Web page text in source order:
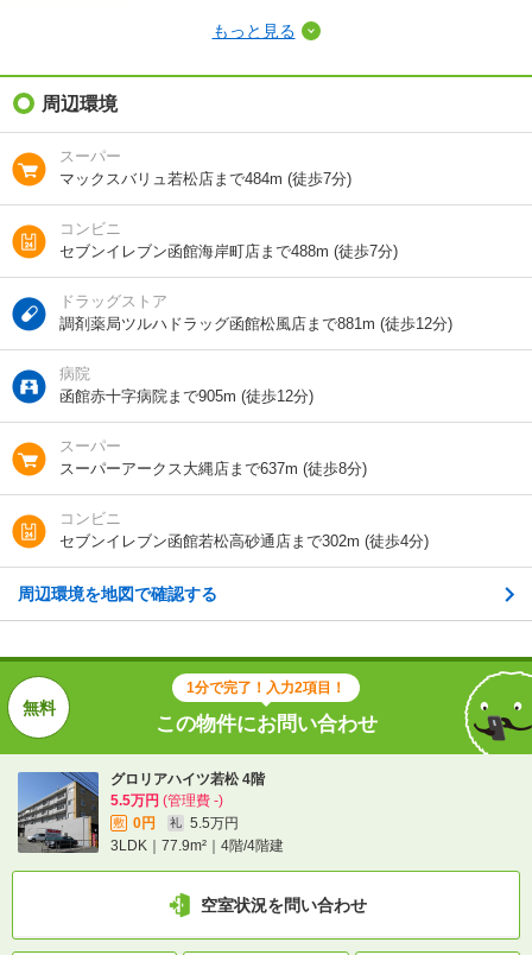
礼金（敷引・償
却金）
間取り / 専有面
積
3LDK/77.9m²
種別 / 構造
向き 南西
住所
交通 函館市電湯川線/新川町駅 歩7分
この物件にお問い合わせ
グロリアハイツ若松 4階
5.5万円 (管理費 -)
敷 0円 礼
5.5万円
3LDK｜77.9m²｜4階/4階建
空室状況を問い合わせ
問い合わせ
問い合わせ
もっと見る
周辺環境
スーパー
マックスバリュ若松店まで484m (徒歩7分)
コンビニ
セブンイレブン函館海岸町店まで488m (徒歩7分)
ドラッグストア
調剤薬局ツルハドラッグ函館松風店まで881m (徒歩12分)
病院
函館赤十字病院まで905m (徒歩12分)
スーパー
スーパーアークス大縄店まで637m (徒歩8分)
コンビニ
セブンイレブン函館若松高砂通店まで302m (徒歩4分)
周辺環境を地図で確認する
1分で完了！入力2項目！
この物件にお問い合わせ
グロリアハイツ若松 4階
5.5万円 (管理費 -)
敷 0円 礼
5.5万円
3LDK｜77.9m²｜4階/4階建
空室状況を問い合わせ